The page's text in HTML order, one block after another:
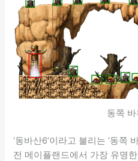
동쪽
‘동바산6’이라고 불리는 ‘동쪽
전 메이플랜드에서 가장 유명